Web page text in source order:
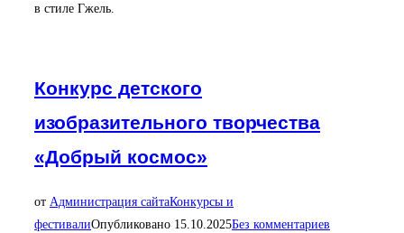
в стиле Гжель.
Конкурс детского
изобразительного творчества
«Добрый космос»
от Администрация сайтаКонкурсы и
фестивалиОпубликовано 15.10.2025Без комментариев